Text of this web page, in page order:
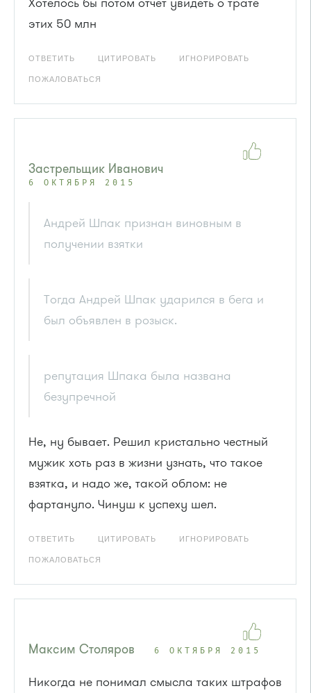
этих 50 млн
ОТВЕТИТЬ ЦИТИРОВАТЬ ИГНОРИРОВАТЬ
ПОЖАЛОВАТЬСЯ
Застрельщик Иванович
6 ОКТЯБРЯ 2015
Андрей Шпак признан виновным в
получении взятки
Тогда Андрей Шпак ударился в бега и
был объявлен в розыск.
репутация Шпака была названа
безупречной
Не, ну бывает. Решил кристально честный
мужик хоть раз в жизни узнать, что такое
взятка, и надо же, такой облом: не
фартануло. Чинуш к успеху шел.
ОТВЕТИТЬ ЦИТИРОВАТЬ ИГНОРИРОВАТЬ
ПОЖАЛОВАТЬСЯ
Максим Столяров 6 ОКТЯБРЯ 2015
Никогда не понимал смысла таких штрафов